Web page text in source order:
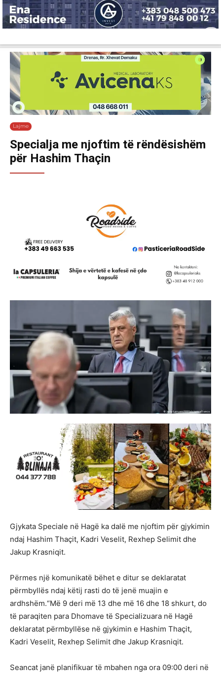
Lajme
Specialja me njoftim të rëndësishëm
për Hashim Thaçin
Gjykata Speciale në Hagë ka dalë me njoftim për gjykimin
ndaj Hashim Thaçit, Kadri Veselit, Rexhep Selimit dhe
Jakup Krasniqit.
Përmes një komunikatë bëhet e ditur se deklaratat
përmbyllës ndaj këtij rasti do të jenë muajin e
ardhshëm.“Më 9 deri më 13 dhe më 16 dhe 18 shkurt, do
të paraqiten para Dhomave të Specializuara në Hagë
deklaratat përmbyllëse në gjykimin e Hashim Thaçit,
Kadri Veselit, Rexhep Selimit dhe Jakup Krasniqit.
Seancat janë planifikuar të mbahen nga ora 09:00 deri në